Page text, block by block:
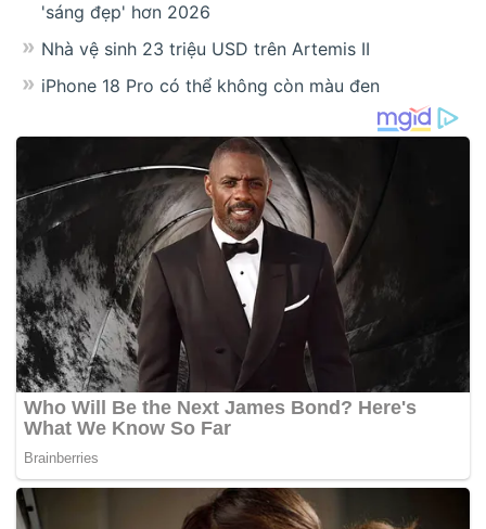
'sáng đẹp' hơn 2026
Nhà vệ sinh 23 triệu USD trên Artemis II
iPhone 18 Pro có thể không còn màu đen